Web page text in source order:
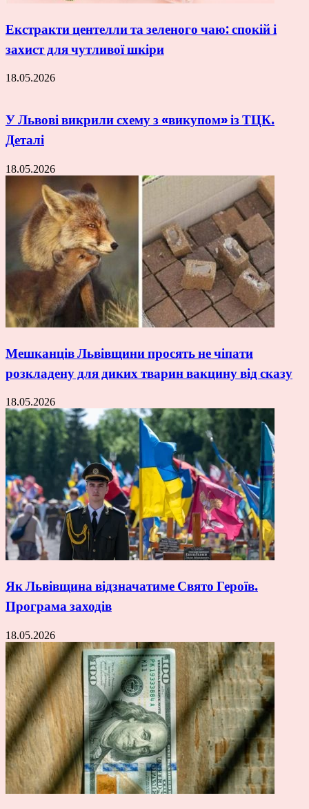
Екстракти центелли та зеленого чаю: спокій і
захист для чутливої шкіри
18.05.2026
У Львові викрили схему з «викупом» із ТЦК.
Деталі
18.05.2026
Мешканців Львівщини просять не чіпати
розкладену для диких тварин вакцину від сказу
18.05.2026
Як Львівщина відзначатиме Свято Героїв.
Програма заходів
18.05.2026